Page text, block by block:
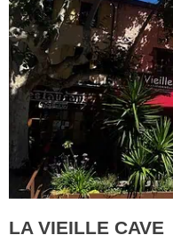
LA VIEILLE CAVE